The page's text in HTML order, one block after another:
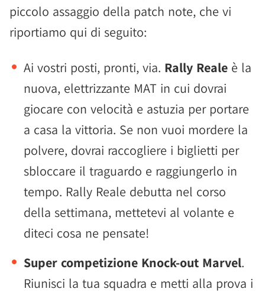
piccolo assaggio della patch note, che vi
riportiamo qui di seguito:
Ai vostri posti, pronti, via. Rally Reale è la
nuova, elettrizzante MAT in cui dovrai
giocare con velocità e astuzia per portare
a casa la vittoria. Se non vuoi mordere la
polvere, dovrai raccogliere i biglietti per
sbloccare il traguardo e raggiungerlo in
tempo. Rally Reale debutta nel corso
della settimana, mettetevi al volante e
diteci cosa ne pensate!
Super competizione Knock-out Marvel.
Riunisci la tua squadra e metti alla prova i